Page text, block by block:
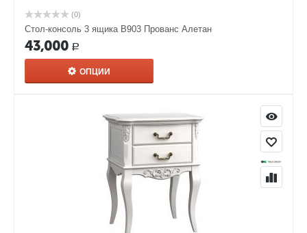
(0)
Стол-консоль 3 ящика В903 Прованс Алетан
43,000 Р
ОПЦИИ